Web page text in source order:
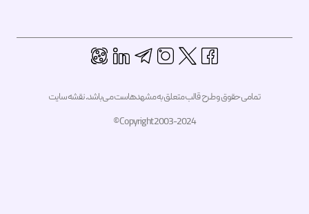
تمامی حقوق و طرح قالب متعلق به مشهدهاست می‌باشد.نقشه سایت
Copyright 2003-2024 ©